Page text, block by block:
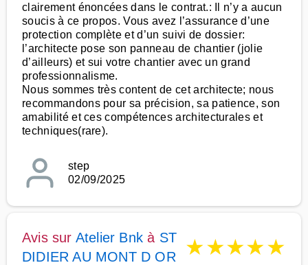
clairement énoncées dans le contrat.: Il n’y a aucun
soucis à ce propos. Vous avez l’assurance d’une
protection complète et d’un suivi de dossier:
l’architecte pose son panneau de chantier (jolie
d’ailleurs) et sui votre chantier avec un grand
professionnalisme.
Nous sommes très content de cet architecte; nous
recommandons pour sa précision, sa patience, son
amabilité et ces compétences architecturales et
techniques(rare).
step
02/09/2025
Avis sur Atelier Bnk à ST
DIDIER AU MONT D OR
★★★★★